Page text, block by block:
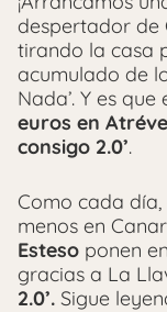
despertador de
tirando la casa
acumulado de
Nada’. Y es que
euros en
consigo 2.0’.
Como cada día,
menos en
Esteso ponen
gracias a La
2.0’. Sigue